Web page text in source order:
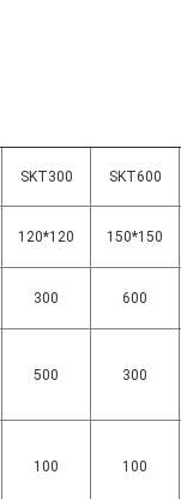
SKT300 SKT600
120*120 150*150
300 600
500 300
100 100